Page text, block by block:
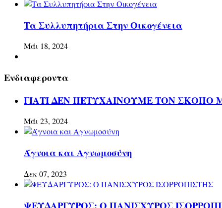
Τα Συλλυπητήρια Στην Οικογένεια
Μάι 18, 2024
Ενδιαφεροντα
ΓΙΑΤΙ ΔΕΝ ΠΕΤΥΧΑΙΝΟΥΜΕ ΤΟΝ ΣΚΟΠΟ
Μάι 23, 2024
Άγνοια και Αγνωμοσύνη
Δεκ 07, 2023
ΨΕΥΔΑΡΓΥΡΟΣ: Ο ΠΑΝΙΣΧΥΡΟΣ